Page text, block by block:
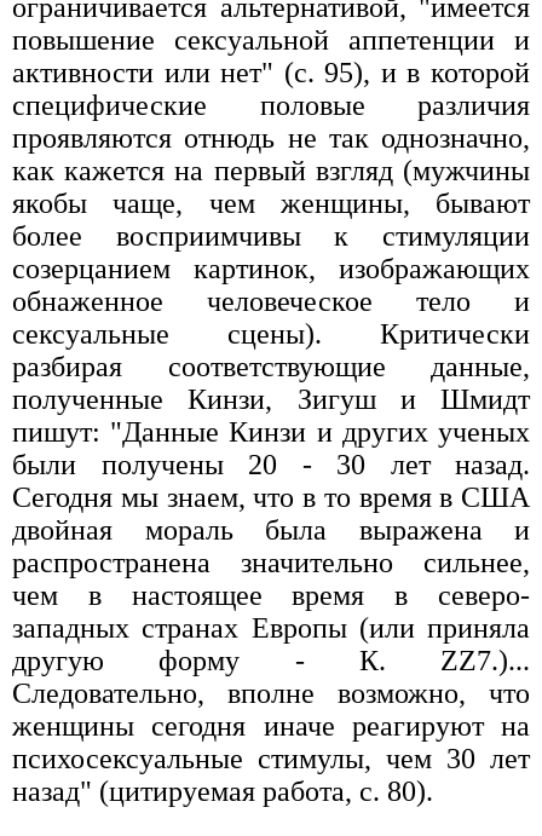
ограничивается альтернативой, "имеется
повышение сексуальной аппетенции и
активности или нет" (с. 95), и в которой
специфические половые различия
проявляются отнюдь не так однозначно,
как кажется на первый взгляд (мужчины
якобы чаще, чем женщины, бывают
более восприимчивы к стимуляции
созерцанием картинок, изображающих
обнаженное человеческое тело и
сексуальные сцены). Критически
разбирая соответствующие данные,
полученные Кинзи, Зигуш и Шмидт
пишут: "Данные Кинзи и других ученых
были получены 20 - 30 лет назад.
Сегодня мы знаем, что в то время в США
двойная мораль была выражена и
распространена значительно сильнее,
чем в настоящее время в северо-
западных странах Европы (или приняла
другую форму - К. ZZ7.)...
Следовательно, вполне возможно, что
женщины сегодня иначе реагируют на
психосексуальные стимулы, чем 30 лет
назад" (цитируемая работа, с. 80).